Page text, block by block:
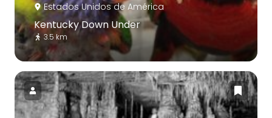
Estados Unidos de América
Kentucky Down Under
3.5 km